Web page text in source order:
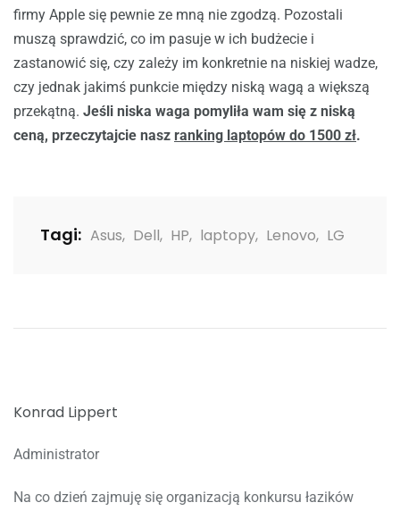
firmy Apple się pewnie ze mną nie zgodzą. Pozostali
muszą sprawdzić, co im pasuje w ich budżecie i
zastanowić się, czy zależy im konkretnie na niskiej wadze,
czy jednak jakimś punkcie między niską wagą a większą
przekątną. Jeśli niska waga pomyliła wam się z niską
ceną, przeczytajcie nasz ranking laptopów do 1500 zł.
Tagi: Asus, Dell, HP, laptopy, Lenovo, LG
Konrad Lippert
Administrator
Na co dzień zajmuję się organizacją konkursu łazików